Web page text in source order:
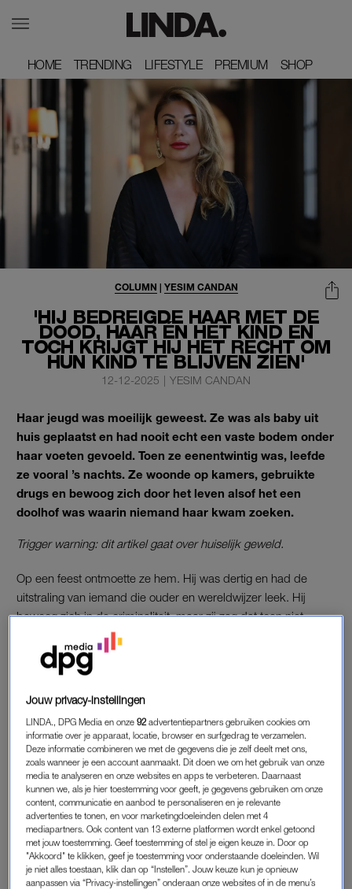
HOME
HOME TRENDING
TRENDING LIFESTYLE
LIFESTYLE PREMIUM
PREMIUM SHOP
SHOP
'HIJ BEDREIGDE HAAR MET DE
DOOD, HAAR ÉN HET KIND EN
TOCH KRIJGT HIJ HET RECHT OM
HUN KIND TE BLIJVEN ZIEN'
COLUMN | YESIM CANDAN
12-12-2025 | YESIM CANDAN
Haar jeugd was moeilijk geweest. Ze was als baby uit
huis geplaatst en had nooit echt een vaste bodem onder
haar voeten gevoeld. Toen ze eenentwintig was, leefde
ze vooral ’s nachts. Ze woonde op kamers, gebruikte
drugs en bewoog zich door het leven alsof het een
doolhof was waarin niemand haar kwam zoeken.
Trigger warning: dit artikel gaat over huiselijk geweld.
Op een feest ontmoette ze hem. Hij was dertig en had de
uitstraling van iemand die ouder en wereldwijzer leek. Hij
bewoog zich in de criminaliteit, maar zij zag dat toen niet
scherp. Ze verlangde naar warmte en genegenheid. Toen ze
zwanger raakte, veranderde hij abrupt. Niet in een zorgzame
vader, maar in iemand die haar wilde bezitten.
JALOEZIE
Hij begon haar te filmen wanneer ze boos was. Hij zei dat ze
lelijk was, dat niemand haar zou willen, dat ze een slechte
moeder was nog voordat hun kind geboren was. Terwijl haar
buik groeide, werd de ruimte waarin ze mocht bestaan kleiner.
Hij sloot haar op in een kast terwijl zezwangerwas. Ze mocht
het huis niet uit. Als ze naar buiten wilde, vroeg hij haar waar
ze heen dacht te gaan. Als ze toch probeerde te vertrekken,
volgden ruzies, verwijten en dreigementen over jeugdzorg. Zijn
Jouw privacy-instellingen
LINDA., DPG Media en onze92 advertentiepartners gebruiken cookies om
informatie over je apparaat, locatie, browser en surfgedrag te verzamelen.
Deze informatie combineren we met de gegevens die je zelf deelt met ons,
zoals wanneer je een account aanmaakt. Dit doen we om het gebruik van onze
media te analyseren en onze websites en apps te verbeteren. Daarnaast
kunnen we, als je hier toestemming voor geeft, je gegevens gebruiken om onze
content, communicatie en aanbod te personaliseren en je relevante
advertenties te tonen, en voor marketingdoeleinden delen met 4
mediapartners. Ook content van 13 externe platformen wordt enkel getoond
met jouw toestemming. Geef toestemming of stel je eigen keuze in. Door op
"Akkoord" te klikken, geef je toestemming voor onderstaande doeleinden. Wil
je niet alles toestaan, klik dan op “Instellen”. Jouw keuze kun je opnieuw
aanpassen via “Privacy-instellingen” onderaan onze websites of in de menu’s